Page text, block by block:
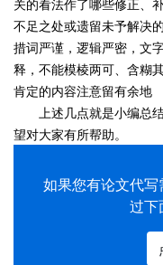
关的看法作了哪些修正、
不足之处或遗留未予解决
措词严谨，逻辑严密，文
释，不能模棱两可、含糊
肯定的内容注意留有余地
上述几点就是小编总
望对大家有所帮助。
如果您有论文代写
过下